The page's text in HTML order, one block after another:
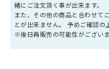
緒にご注文頂く事が出来ます。
また、その他の商品と合わせて
とが出来ません。 予めご確認の
※後日再販売の可能性がございま